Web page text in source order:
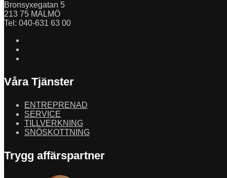
Bronsyxegatan 5
213 75 MALMÖ
Tel: 040-631 63 00
Våra Tjänster
ENTREPRENAD
SERVICE
TILLVERKNING
SNÖSKOTTNING
Trygg affärspartner